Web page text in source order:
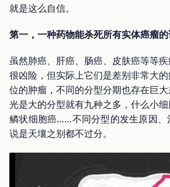
就是这么自信。
第一，一种药物能杀死所有实体癌瘤的
虽然肺癌、肝癌、肠癌、皮肤癌等等
很凶险，但实际上它们是差别非常大
位的肿瘤，不同的分型分期也存在巨大
光是大的分型就有九种之多，什么小细
鳞状细胞癌……不同分型的发生原因、
说是天壤之别都不过分。